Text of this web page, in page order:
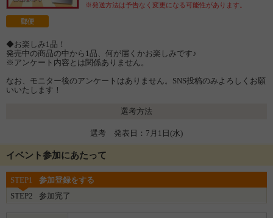
※発送方法は予告なく変更になる可能性があります。
郵便
◆お楽しみ1品！
発売中の商品の中から1品、何が届くかお楽しみです♪
※アンケート内容とは関係ありません。
なお、モニター後のアンケートはありません。SNS投稿のみよろしくお願
いいたします！
選考方法
選考 発表日：7月1日(水)
イベント参加にあたって
STEP1
参加登録をする
STEP2
参加完了